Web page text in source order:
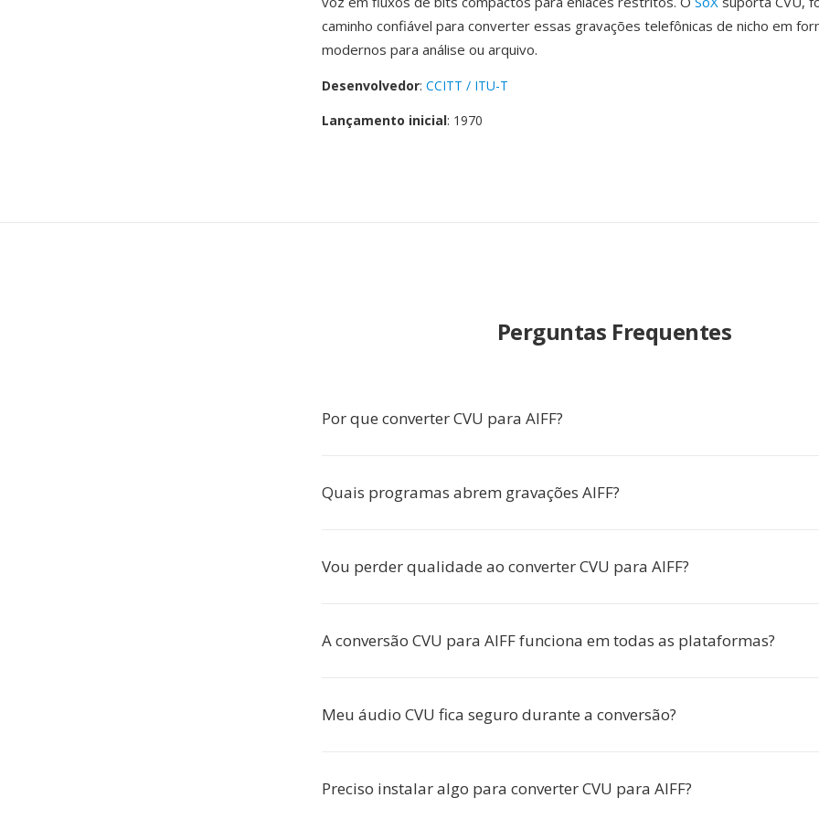
caminho confiável para converter essas gravações telefônicas de nicho em
modernos para análise ou arquivo.
Desenvolvedor: CCITT / ITU-T
Lançamento inicial: 1970
Perguntas Frequentes
Por que converter CVU para AIFF?
Quais programas abrem gravações AIFF?
Vou perder qualidade ao converter CVU para AIFF?
A conversão CVU para AIFF funciona em todas as plataformas?
Meu áudio CVU fica seguro durante a conversão?
Preciso instalar algo para converter CVU para AIFF?